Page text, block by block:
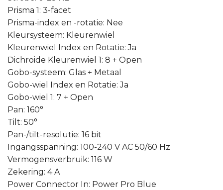
Prisma 1: 3-facet
Prisma-index en -rotatie: Nee
Kleursysteem: Kleurenwiel
Kleurenwiel Index en Rotatie: Ja
Dichroide Kleurenwiel 1: 8 + Open
Gobo-systeem: Glas + Metaal
Gobo-wiel Index en Rotatie: Ja
Gobo-wiel 1: 7 + Open
Pan: 160°
Tilt: 50°
Pan-/tilt-resolutie: 16 bit
Ingangsspanning: 100-240 V AC 50/60 Hz
Vermogensverbruik: 116 W
Zekering: 4 A
Power Connector In: Power Pro Blue